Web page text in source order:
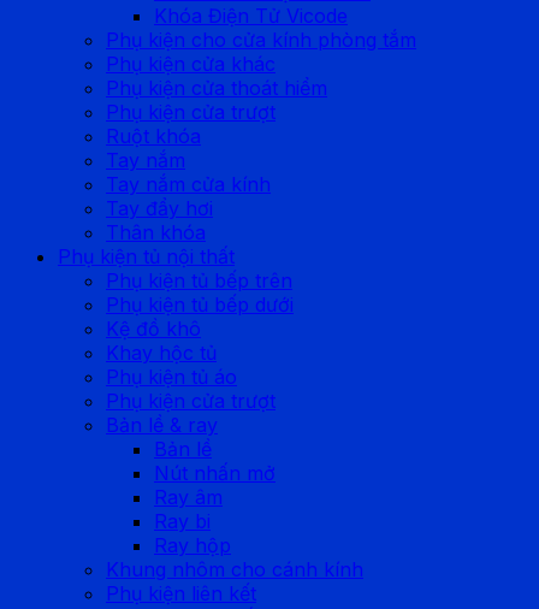
Khóa Điện Tử Vicode
Phụ kiện cho cửa kính phòng tắm
Phụ kiện cửa khác
Phụ kiện cửa thoát hiểm
Phụ kiện cửa trượt
Ruột khóa
Tay nắm
Tay nắm cửa kính
Tay đẩy hơi
Thân khóa
Phụ kiện tủ nội thất
Phụ kiện tủ bếp trên
Phụ kiện tủ bếp dưới
Kệ đồ khô
Khay hộc tủ
Phụ kiện tủ áo
Phụ kiện cửa trượt
Bản lề & ray
Bản lề
Nút nhấn mở
Ray âm
Ray bi
Ray hộp
Khung nhôm cho cánh kính
Phụ kiện liên kết